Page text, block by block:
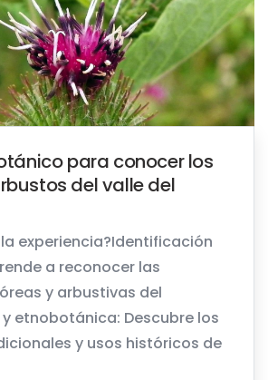
para conocer los
del valle del
experiencia?Identificación
a reconocer las
y arbustivas del
etnobotánica: Descubre los
y usos históricos de